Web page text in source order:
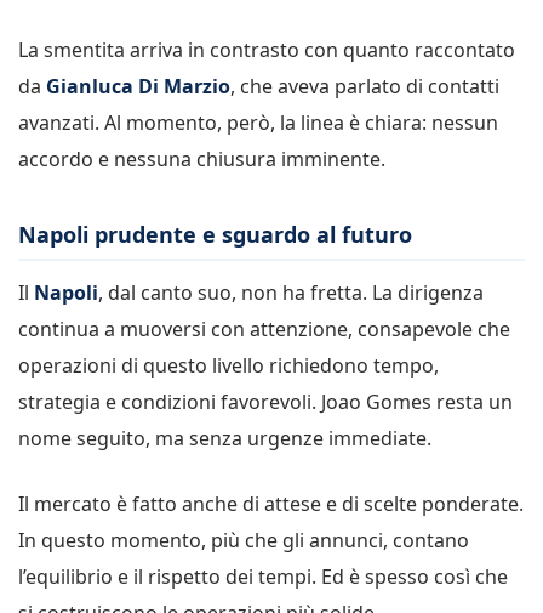
La smentita arriva in contrasto con quanto raccontato
da Gianluca Di Marzio, che aveva parlato di contatti
avanzati. Al momento, però, la linea è chiara: nessun
accordo e nessuna chiusura imminente.
Napoli prudente e sguardo al futuro
Il Napoli, dal canto suo, non ha fretta. La dirigenza
continua a muoversi con attenzione, consapevole che
operazioni di questo livello richiedono tempo,
strategia e condizioni favorevoli. Joao Gomes resta un
nome seguito, ma senza urgenze immediate.
Il mercato è fatto anche di attese e di scelte ponderate.
In questo momento, più che gli annunci, contano
l’equilibrio e il rispetto dei tempi. Ed è spesso così che